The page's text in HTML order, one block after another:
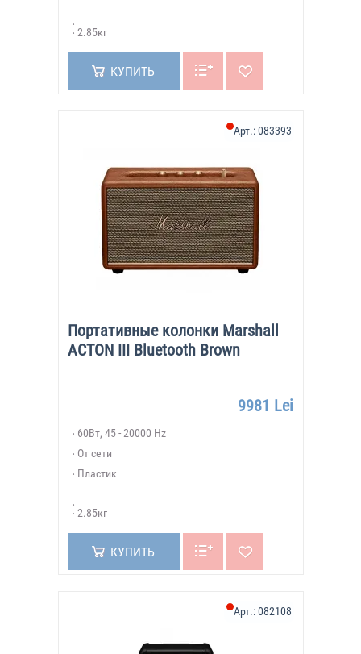
2.85кг
КУПИТЬ
Портативные колонки Marshall
ACTON III Bluetooth Brown
Арт.:083393
9981 Lei
60Вт, 45 - 20000 Hz
От сети
Пластик
2.85кг
КУПИТЬ
Арт.:082108